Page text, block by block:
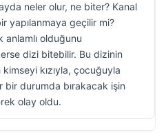
neler olur, ne biter? Kanal
yapılanmaya geçilir mi?
anlamlı olduğunu
dizi bitebilir. Bu dizinin
kızıyla, çocuğuyla
bir durumda bırakacak işin
olay oldu.